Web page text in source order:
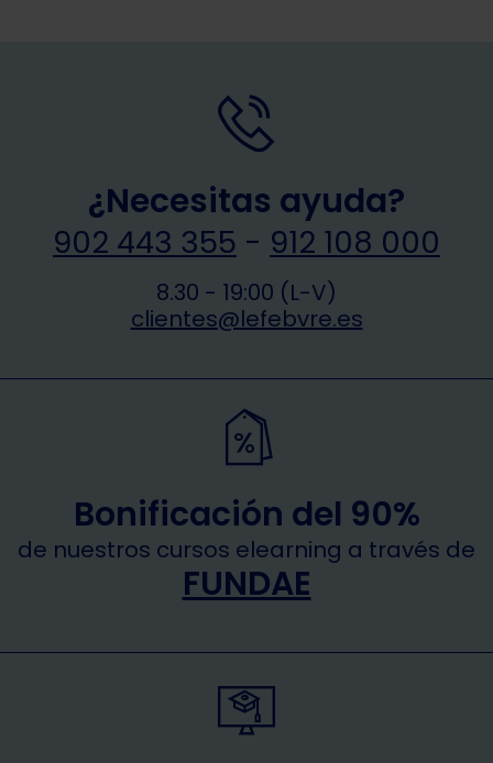
¿Necesitas ayuda?
902 443 355 - 912 108 000
8.30 - 19:00 (L-V)
clientes@lefebvre.es
Bonificación del 90%
de nuestros cursos elearning a través de
FUNDAE